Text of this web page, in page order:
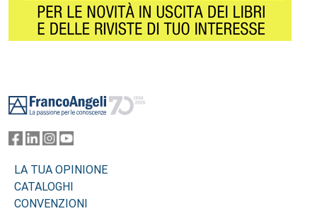
LA TUA OPINIONE
CATALOGHI
CONVENZIONI